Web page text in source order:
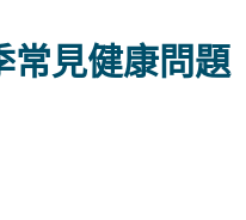
常見健康問題